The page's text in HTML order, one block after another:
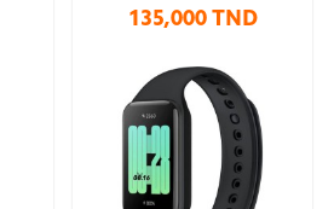
135,000 TND